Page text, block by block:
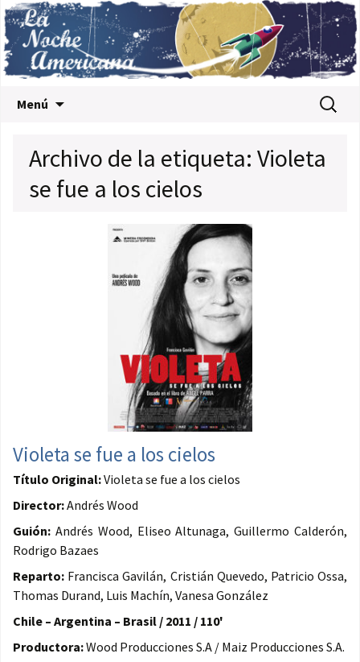
Menú Buscar:
Archivo de la etiqueta: Violeta
se fue a los cielos
Violeta se fue a los cielos
Título Original:Violeta se fue a los cielos
Director:Andrés Wood
Guión: Andrés Wood, Eliseo Altunaga, Guillermo Calderón,
Rodrigo Bazaes
Reparto: Francisca Gavilán, Cristián Quevedo, Patricio Ossa,
Thomas Durand, Luis Machín, Vanesa González
Chile – Argentina – Brasil / 2011 / 110'
Productora:Wood Producciones S.A / Maiz Producciones S.A.